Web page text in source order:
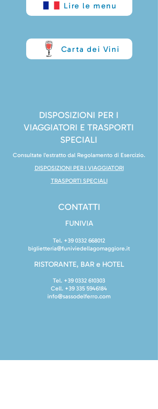
Lire le menu
Carta dei Vini
DISPOSIZIONI PER I
VIAGGIATORI E TRASPORTI
SPECIALI
Consultate l'estratto dal Regolamento di Esercizio.
DISPOSIZIONI PER I VIAGGIATORI
TRASPORTI SPECIALI
CONTATTI
FUNIVIA
Tel. +39 0332 668012
biglietteria@funiviedellagomaggiore.it
RISTORANTE, BAR e HOTEL
Tel. +39 0332 610303
Cell. +39 335 5946184
info@sassodelferro.com